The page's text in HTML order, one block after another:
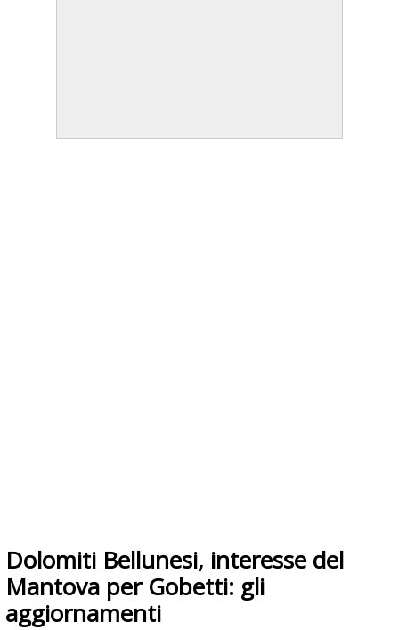
Dolomiti Bellunesi, interesse del
Mantova per Gobetti: gli
aggiornamenti